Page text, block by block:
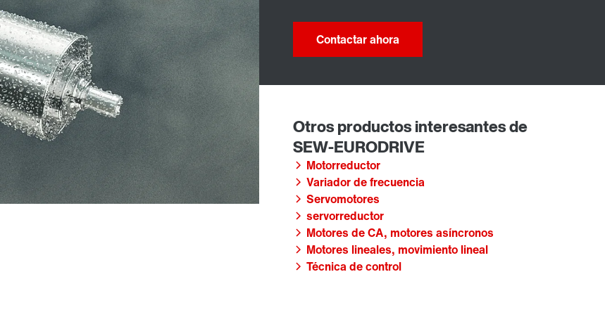
Contactar ahora
Motorreductor
Variador de frecuencia
Servomotores
servorreductor
Motores de CA, motores asíncronos
Motores lineales, movimiento lineal
Técnica de control